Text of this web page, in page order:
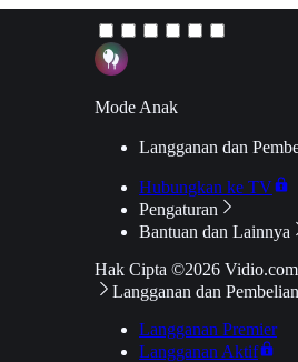
Mode Anak
Langganan dan
Hubungkan ke TV
Pengaturan
Bantuan dan Lainnya
Hak Cipta ©2026 Vidio.com
Langganan dan Pembelian
Langganan Premier
Langganan Aktif